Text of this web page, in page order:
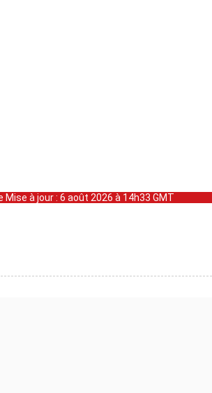
Mise à jour : 6 août 2026 à 14h33 GMT